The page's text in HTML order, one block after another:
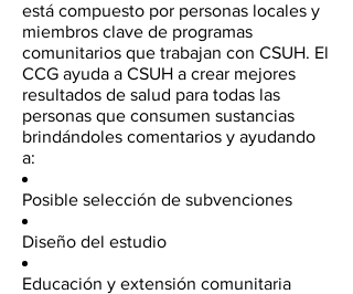
está compuesto por personas locales y
miembros clave de programas
comunitarios que trabajan con CSUH. El
CCG ayuda a CSUH a crear mejores
resultados de salud para todas las
personas que consumen sustancias
brindándoles comentarios y ayudando
a:
Posible selección de subvenciones
Diseño del estudio
Educación y extensión comunitaria